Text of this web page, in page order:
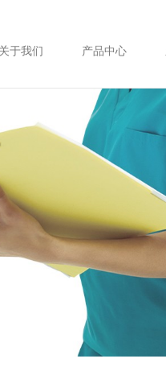
关于我们 产品中心